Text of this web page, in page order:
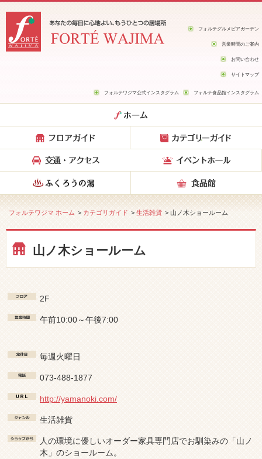
フォルテグルメビアガーデン
営業時間のご案内
お問い合わせ
サイトマップ
フォルテワジマ公式インスタグラム フォルテ食品館インスタグラム
フォルテワジマ ホーム > カテゴリガイド > 生活雑貨 > 山ノ木ショールーム
山ノ木ショールーム
2F
午前10:00～午後7:00
毎週火曜日
073-488-1877
http://yamanoki.com/
生活雑貨
人の環境に優しいオーダー家具専門店でお馴染みの「山ノ
木」のショールーム。